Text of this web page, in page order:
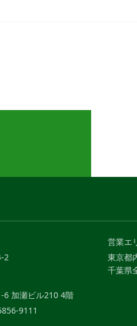
2
6 加瀬ビル210 4階
9111
営業エ
東京
千葉県